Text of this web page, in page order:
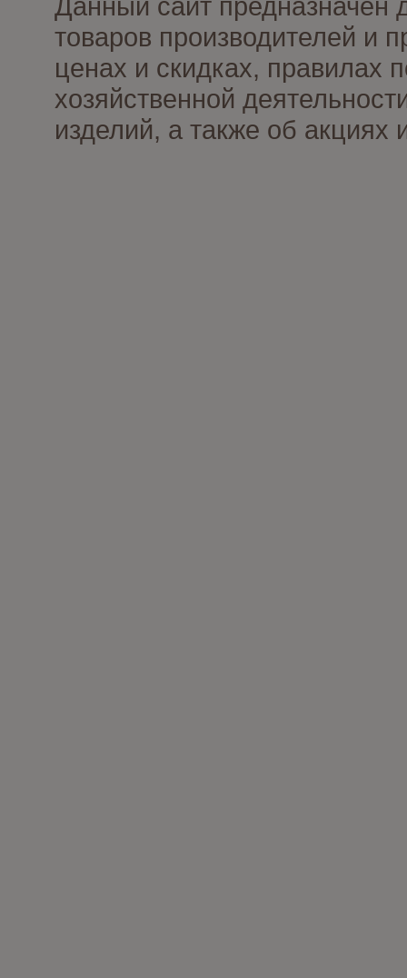
товаров производителей и
ценах и скидках, правилах
хозяйственной
изделий, а также об